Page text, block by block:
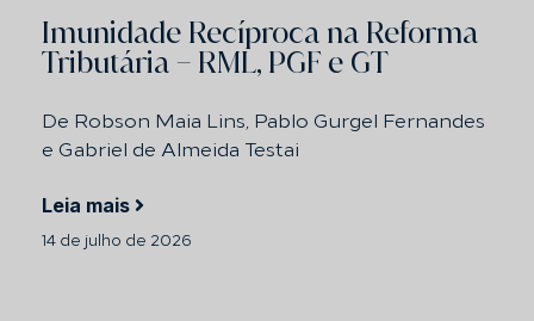
Imunidade Recíproca na Reforma
Tributária – RML, PGF e GT
De Robson Maia Lins, Pablo Gurgel Fernandes
e Gabriel de Almeida Testai
Leia mais
14 de julho de 2026